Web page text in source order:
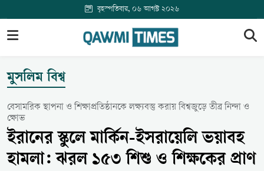
বৃহস্পতিবার, ০৬ আগস্ট ২০২৬
মুসলিম বিশ্ব
বেসামরিক স্থাপনা ও শিক্ষাপ্রতিষ্ঠানকে লক্ষ্যবস্তু করায় বিশ্বজুড়ে তীব্র নিন্দা ও
ক্ষোভ
ইরানের স্কুলে মার্কিন-ইসরায়েলি ভয়াবহ
হামলা: ঝরল ১৫৩ শিশু ও শিক্ষকের প্রাণ